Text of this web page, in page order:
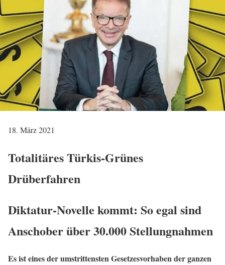
18. März 2021
Totalitäres Türkis-Grünes
Drüberfahren
Diktatur-Novelle kommt: So egal sind
Anschober über 30.000 Stellungnahmen
Es ist eines der umstrittensten Gesetzesvorhaben der ganzen